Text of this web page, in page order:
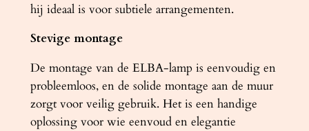
hij ideaal is voor subtiele arrangementen.
Stevige montage
De montage van de ELBA-lamp is eenvoudig en
probleemloos, en de solide montage aan de muur
zorgt voor veilig gebruik. Het is een handige
oplossing voor wie eenvoud en elegantie